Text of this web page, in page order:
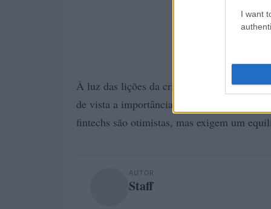
I want
À luz das lições da crise de 2008, é
de vista a importância da
fintechs são otimistas, mas exigem um
AUTOR
Staff